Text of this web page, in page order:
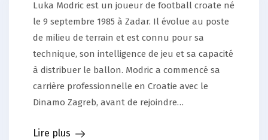
Luka Modric est un joueur de football croate né
le 9 septembre 1985 à Zadar. Il évolue au poste
de milieu de terrain et est connu pour sa
technique, son intelligence de jeu et sa capacité
à distribuer le ballon. Modric a commencé sa
carrière professionnelle en Croatie avec le
Dinamo Zagreb, avant de rejoindre…
Lire plus